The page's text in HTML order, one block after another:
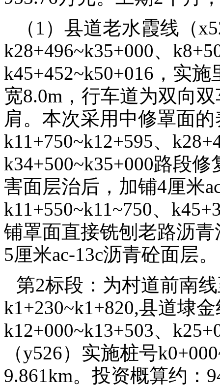
（1）县道老水霞线（
k28+496~k35+000、
k45+452~k50+016，实
宽8.0m，行车道为双向
肩。本次采用中修罩面
k11+750~k12+595、
k34+500~k35+000路段
害面层治后，加铺4厘米
k11+550~k11~750、
铺罩面直接铣刨老路沥
5厘米ac-13c沥青砼面层。
第2标段：为村道前南
k1+230~k1+820,县道埭
k12+000~k13+503、
（y526）实施桩号
9.861km。投资概算约：